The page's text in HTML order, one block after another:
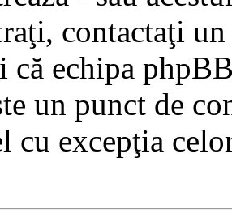
contactaţi
că echipa
un punct de
cu excepţia